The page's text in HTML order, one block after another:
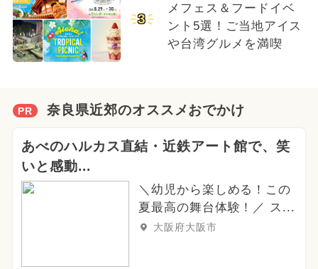
3
メフェス＆フードイベ
ント5選！ご当地アイス
や台湾グルメを満喫
PR 奈良県近郊のオススメおでかけ
あべのハルカス直結・近鉄アート館で、笑
いと感動...
＼幼児から楽しめる！この
夏最高の舞台体験！／ ス...
大阪府大阪市